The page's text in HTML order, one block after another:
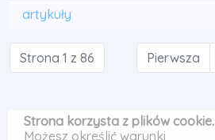
artykuły
Strona 1 z 86 Pierwsza
Strona korzysta z plików cookie.
Możesz określić warunki